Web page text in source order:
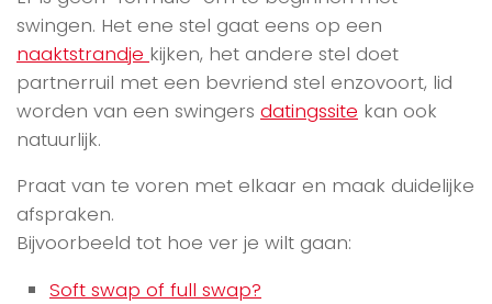
swingen. Het ene stel gaat eens op een
naaktstrandje kijken, het andere stel doet
partnerruil met een bevriend stel enzovoort, lid
worden van een swingers datingssite kan ook
natuurlijk.
Praat van te voren met elkaar en maak duidelijke
afspraken.
Bijvoorbeeld tot hoe ver je wilt gaan:
Soft swap of full swap?